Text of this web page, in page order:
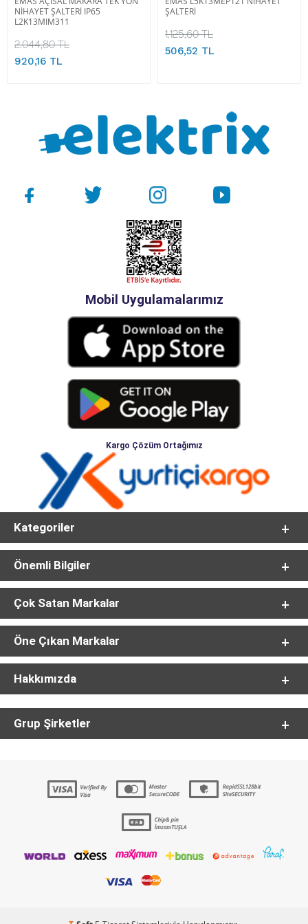
NİHAYET ŞALTERİ IP65
L2K13MIM311
2.044,80 TL
920,16 TL
ŞALTERİ
1.125,60 TL
506,52 TL
Mobil Uygulamalarımız
Kargo Çözüm Ortağımız
Kategoriler
Önemli Bilgiler
Çok Satan Markalar
Öne Çıkan Markalar
Hakkımızda
Grup Şirketler